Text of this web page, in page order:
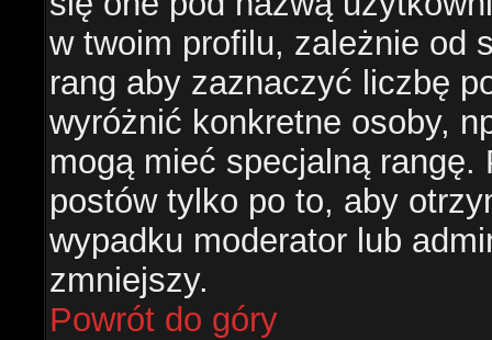
w twoim profilu, zależnie od
rang aby zaznaczyć liczbę
wyróżnić konkretne osoby,
mogą mieć specjalną
postów tylko po to, aby
wypadku moderator lub
zmniejszy.
Powrót do góry